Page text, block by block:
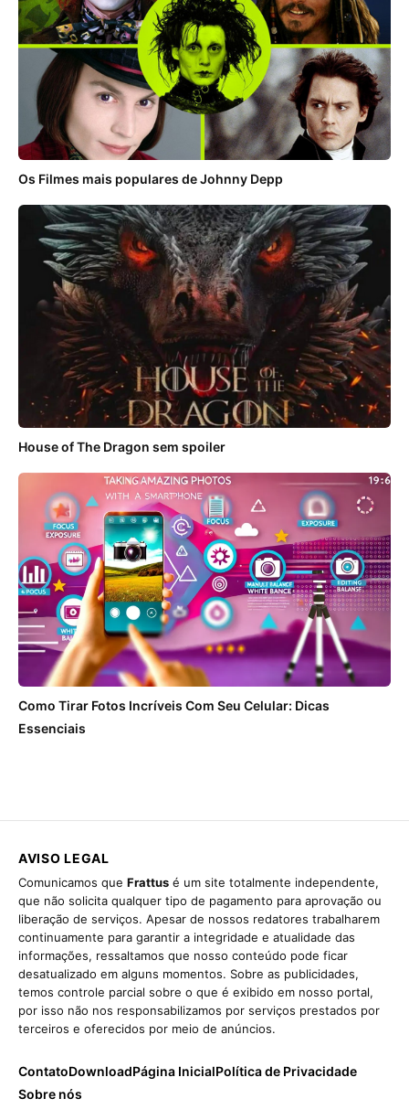
Os Filmes mais populares de Johnny Depp
House of The Dragon sem spoiler
Como Tirar Fotos Incríveis Com Seu Celular: Dicas
Essenciais
AVISO LEGAL
Comunicamos que Frattus é um site totalmente independente,
que não solicita qualquer tipo de pagamento para aprovação ou
liberação de serviços. Apesar de nossos redatores trabalharem
continuamente para garantir a integridade e atualidade das
informações, ressaltamos que nosso conteúdo pode ficar
desatualizado em alguns momentos. Sobre as publicidades,
temos controle parcial sobre o que é exibido em nosso portal,
por isso não nos responsabilizamos por serviços prestados por
terceiros e oferecidos por meio de anúncios.
ContatoDownloadPágina InicialPolítica de Privacidade
Sobre nós